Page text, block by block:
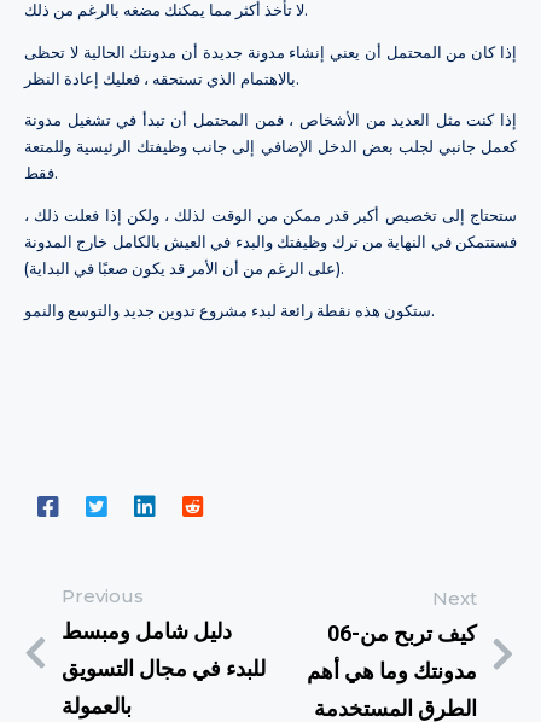
لا تأخذ أكثر مما يمكنك مضغه بالرغم من ذلك.
إذا كان من المحتمل أن يعني إنشاء مدونة جديدة أن مدونتك الحالية لا تحظى
بالاهتمام الذي تستحقه ، فعليك إعادة النظر.
إذا كنت مثل العديد من الأشخاص ، فمن المحتمل أن تبدأ في تشغيل مدونة
كعمل جانبي لجلب بعض الدخل الإضافي إلى جانب وظيفتك الرئيسية وللمتعة
فقط.
ستحتاج إلى تخصيص أكبر قدر ممكن من الوقت لذلك ، ولكن إذا فعلت ذلك ،
فستتمكن في النهاية من ترك وظيفتك والبدء في العيش بالكامل خارج المدونة
(على الرغم من أن الأمر قد يكون صعبًا في البداية).
ستكون هذه نقطة رائعة لبدء مشروع تدوين جديد والتوسع والنمو.
Previous
دليل شامل ومبسط
للبدء في مجال التسويق
بالعمولة
Next
06-كيف تربح من
مدونتك وما هي أهم
الطرق المستخدمة